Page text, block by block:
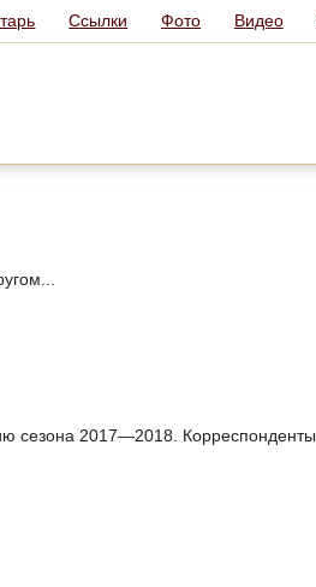
Ссылки Фото Видео
сезона 2017—2018. Корреспонденты